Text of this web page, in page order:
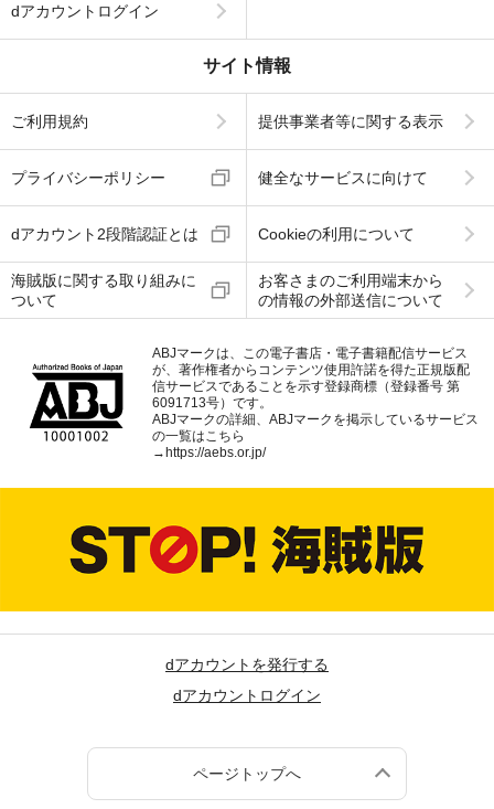
dアカウントログイン
サイト情報
ご利用規約 提供事業者等に関する表示
プライバシーポリシー 健全なサービスに向けて
dアカウント2段階認証とは Cookieの利用について
海賊版に関する取り組みに
ついて
お客さまのご利用端末から
の情報の外部送信について
ABJマークは、この電子書店・電子書籍配信サービス
が、著作権者からコンテンツ使用許諾を得た正規版配
信サービスであることを示す登録商標（登録番号 第
6091713号）です。
ABJマークの詳細、ABJマークを掲示しているサービス
の一覧はこちら
→https://aebs.or.jp/
dアカウントを発行する
dアカウントログイン
ページトップへ